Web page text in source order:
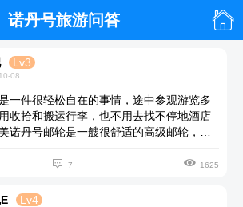
诺丹号旅游问答 
Lv3
08
一件很轻松自在的事情，途中参观游览多
收拾和搬运行李，也不用去找不停地酒店
诺丹号邮轮是一艘很舒适的高级邮轮，有
家感受不同的文化，船上还有完善的设备
 7  1625
Lv4